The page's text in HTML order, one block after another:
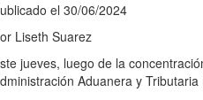
el 30/06/2024
Liseth Suarez
jueves, luego de la
Aduanera y